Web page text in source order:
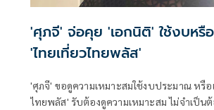
'ศุภจี' จ่อคุย 'เอกนิติ' ใช้งบหรื
'ไทยเที่ยวไทยพลัส'
'ศุภจี' ขอดูความเหมาะสมใช้งบประมาณ หรือ
ไทยพลัส' รับต้องดูความเหมาะสม ไม่จำเป็น